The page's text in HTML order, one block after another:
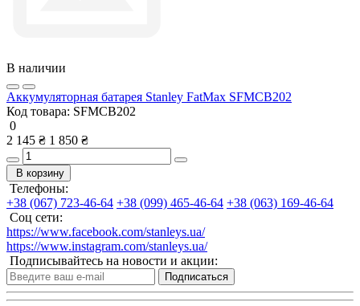
В наличии
Аккумуляторная батарея Stanley FatMax SFMCB202
Код товара: SFMCB202
0
2 145 ₴ 1 850 ₴
В корзину
Телефоны:
+38 (067) 723-46-64 +38 (099) 465-46-64 +38 (063) 169-46-64
Соц сети:
https://www.facebook.com/stanleys.ua/
https://www.instagram.com/stanleys.ua/
Подписывайтесь на новости и акции:
Подписаться